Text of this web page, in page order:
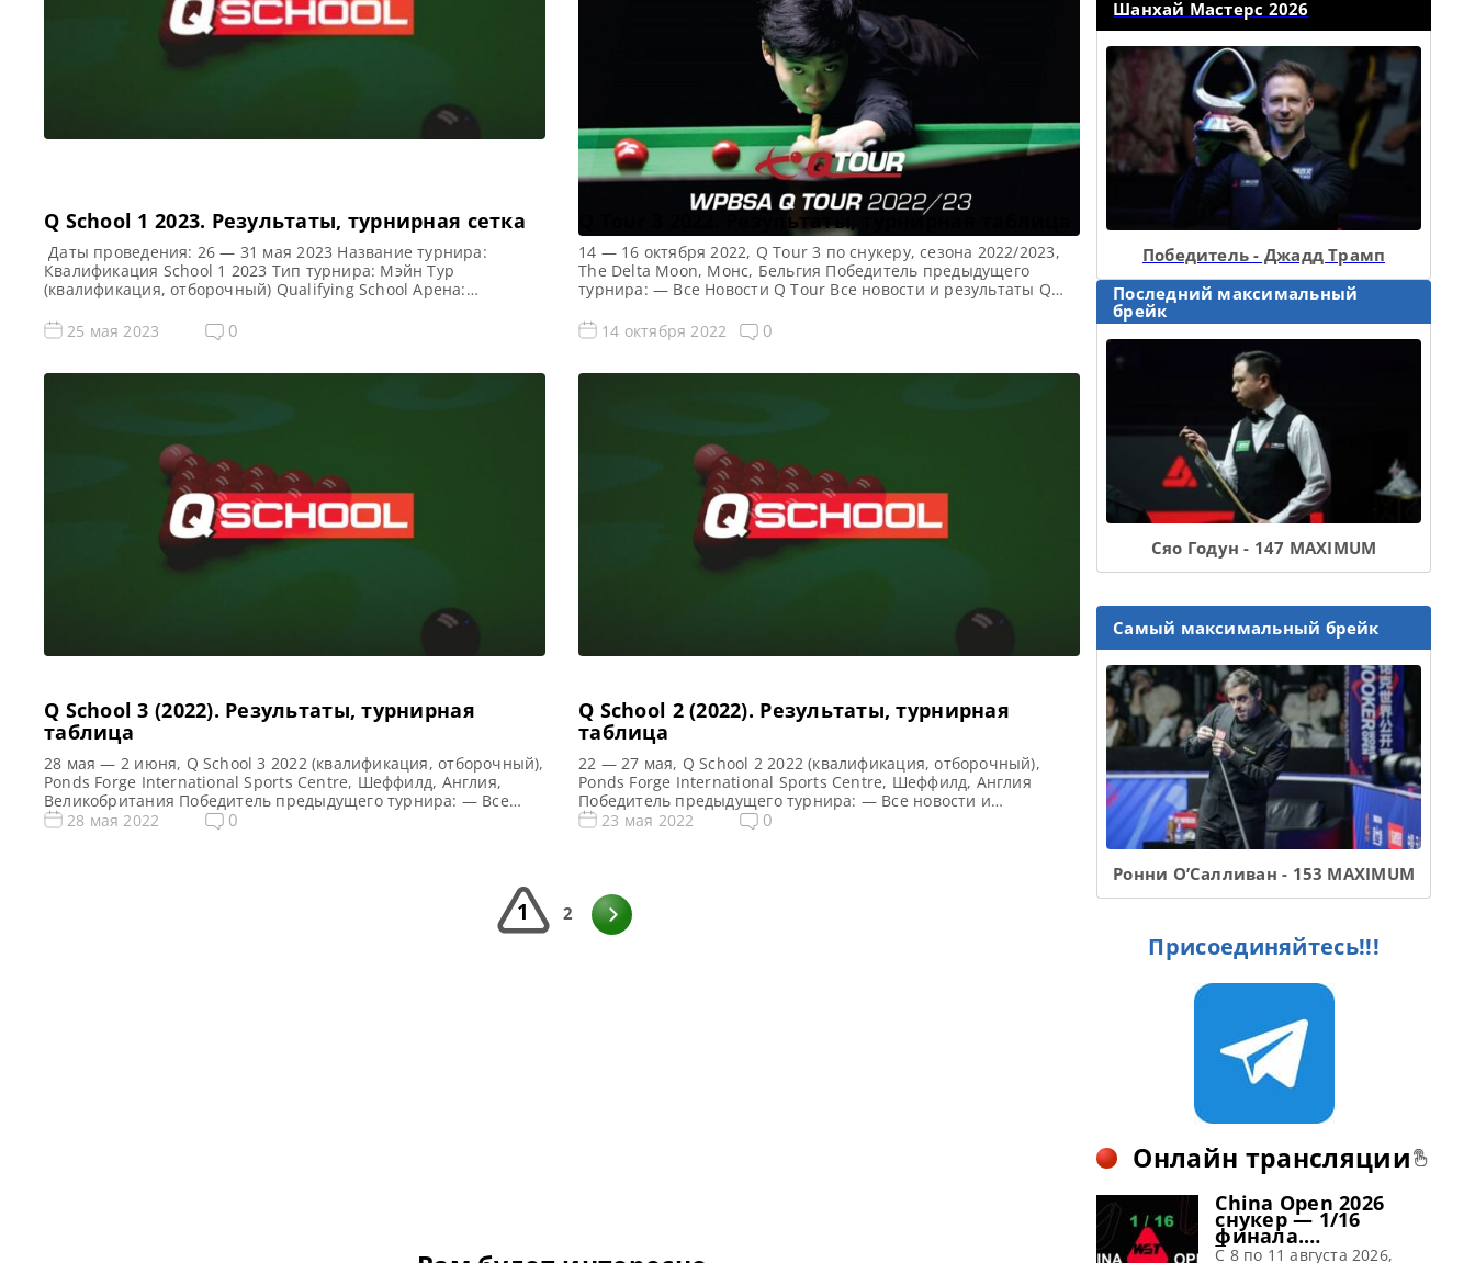
Q School 1 2023. Результаты, турнирная сетка
Даты проведения: 26 — 31 мая 2023 Название турнира:
Квалификация School 1 2023 Тип турнира: Мэйн Тур
(квалификация, отборочный) Qualifying School Арена:
город, страна): Лестер, Англия, Великобритания Победитель
предыдущего турнира: — Все новости и результаты Q School
[…]
25 мая 2023 0
Q Tour 3 2022. Результаты, турнирная таблица
14 — 16 октября 2022, Q Tour 3 по снукеру, сезона 2022/2023,
The Delta Moon, Монс, Бельгия Победитель предыдущего
турнира: — Все Новости Q Tour Все новости и результаты Q
сетка турнира Q Tour 3 2022: 1/16 финала 1/8 финала 1/4
финала 1/2 финала Финал 5 […]
14 октября 2022 0
Q School 3 (2022). Результаты, турнирная
таблица
28 мая — 2 июня, Q School 3 2022 (квалификация, отборочный),
Ponds Forge International Sports Centre, Шеффилд, Англия,
Великобритания Победитель предыдущего турнира: — Все
новости и результаты Q School 2022 Призовой фонд Q School 3
28 мая 2022 0
Q School 2 (2022). Результаты, турнирная
таблица
22 — 27 мая, Q School 2 2022 (квалификация, отборочный),
Ponds Forge International Sports Centre, Шеффилд, Англия
Победитель предыдущего турнира: — Все новости и
результаты Q School 2022 Призовой фонд Q School 2 2022 по
23 мая 2022 0
1 2
Шанхай Мастерс 2026
Победитель - Джадд Трамп
Последний максимальный
брейк
Сяо Годун - 147 MAXIMUM
Самый максимальный брейк
Ронни О’Салливан - 153 MAXIMUM
Присоединяйтесь!!!
Онлайн трансляции
China Open 2026
снукер — 1/16
финала.
Трансляции
C 8 по 11 августа 2026,